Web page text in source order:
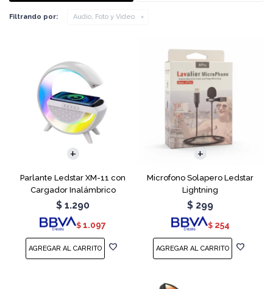
Filtrando por: Audio, Foto y Video
Parlante Ledstar XM-11 con
Cargador Inalámbrico
$ 1.290
$ 1.097
Microfono Solapero Ledstar
Lightning
$ 299
$ 254